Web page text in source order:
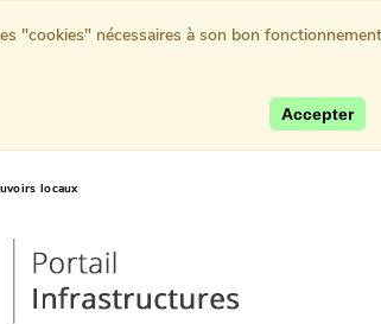
locaux
"cookies" nécessaires à son bon
Accepter